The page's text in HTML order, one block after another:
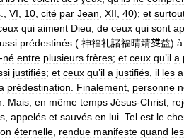
VI 10 cité par Jean XII 40); et
qui aiment Dieu de ceux qui sont
prédestinés ( 神福礼諸福晴靖﨎益) à
-né entre plusieurs frères; et ceux qu’il a
justifiés; et ceux qu’il a justifiés il les a
prédestination Finalement personne
Mais en même temps Jésus-Christ
appelés et sauvés en lui Tel est le
éternelle rendue manifeste quand les